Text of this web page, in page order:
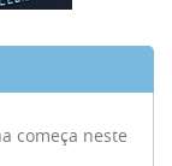
começa neste